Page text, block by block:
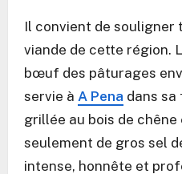
Il convient de
viande de cette région.
bœuf des pâturages
servie à A Pena dans sa
grillée au bois de chêne
seulement de gros sel
intense, honnête et